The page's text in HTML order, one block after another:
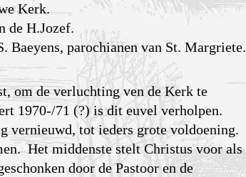
Kerk.
de H.Jozef.
Baeyens, parochianen van St. Margriete.
om de verluchting ven de Kerk te
1970-/71 (?) is dit euvel verholpen.
vernieuwd, tot ieders grote voldoening.
Het middenste stelt Christus voor als
door de Pastoor en de